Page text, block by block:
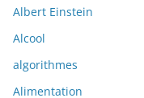
Albert Einstein
Alcool
algorithmes
Alimentation